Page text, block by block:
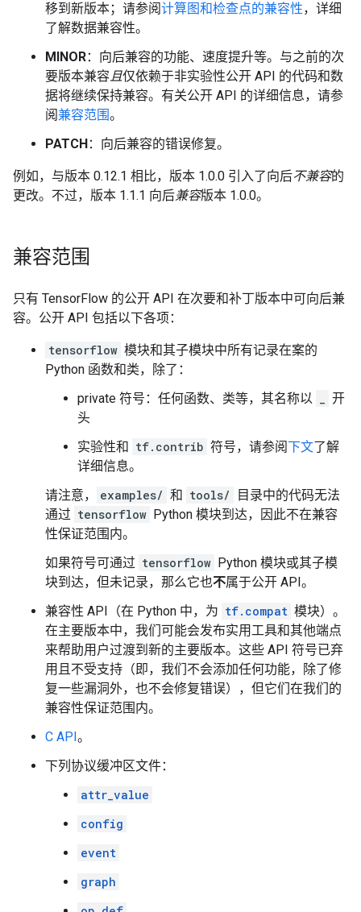
移到新版本；请参阅计算图和检查点的兼容性，详细
了解数据兼容性。
MINOR：向后兼容的功能、速度提升等。与之前的次
要版本兼容且仅依赖于非实验性公开 API 的代码和数
据将继续保持兼容。有关公开 API 的详细信息，请参
阅兼容范围。
PATCH：向后兼容的错误修复。
例如，与版本 0.12.1 相比，版本 1.0.0 引入了向后不兼容的
更改。不过，版本 1.1.1 向后兼容版本 1.0.0。
兼容范围
只有 TensorFlow 的公开 API 在次要和补丁版本中可向后兼
容。公开 API 包括以下各项：
tensorflow 模块和其子模块中所有记录在案的
Python 函数和类，除了：
private 符号：任何函数、类等，其名称以
开
头
实验性和 tf.contrib 符号，请参阅下文了解
详细信息。
请注意，
examples/ 和 tools/
目录中的代码无法
通过 tensorflow Python 模块到达，因此不在兼容
性保证范围内。
如果符号可通过 tensorflow Python 模块或其子模
块到达，但未记录，那么它也不属于公开 API。
兼容性 API（在 Python 中，为 tf.compat 模块）。
在主要版本中，我们可能会发布实用工具和其他端点
来帮助用户过渡到新的主要版本。这些 API 符号已弃
用且不受支持（即，我们不会添加任何功能，除了修
复一些漏洞外，也不会修复错误），但它们在我们的
兼容性保证范围内。
C API。
下列协议缓冲区文件：
attr_value
config
event
graph